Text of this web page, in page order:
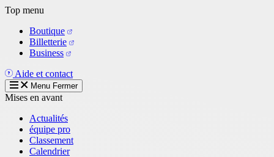
Aller
contenu
principal
Top menu
Boutique
Billetterie
Business
Aide et contact
Menu Fermer
Mises en avant
Actualités
équipe pro
Classement
Calendrier